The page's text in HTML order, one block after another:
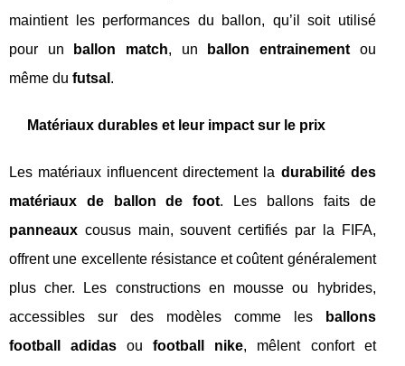
maintient les performances du ballon, qu’il soit utilisé
pour un
ballon match, un ballon entrainementou
même du futsal .
Matériaux durables et leur impact sur le prix
Les matériaux influencent directement la durabilité des
matériaux de ballon de foot. Les ballons faits de
panneaux cousus main, souvent certifiés par la FIFA,
offrent une excellente résistance et coûtent généralement
plus cher. Les constructions en mousse ou hybrides,
accessibles sur des modèles comme les
ballons
football adidas oufootball nike, mêlent confort et